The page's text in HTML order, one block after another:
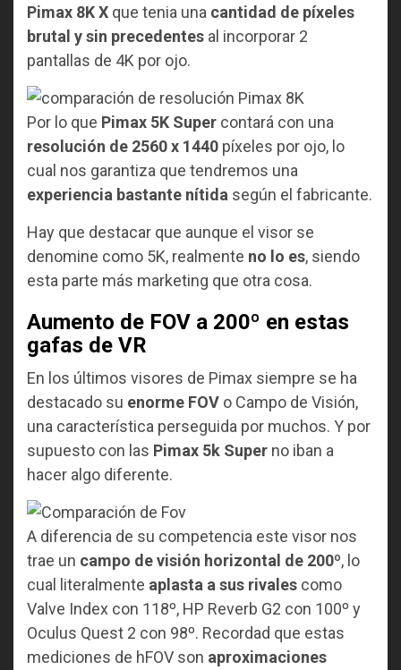
Pimax 8K X que tenia una cantidad de píxeles
brutal y sin precedentes al incorporar 2
pantallas de 4K por ojo.
Por lo que Pimax 5K Super contará con una
resolución de 2560 x 1440 píxeles por ojo, lo
cual nos garantiza que tendremos una
experiencia bastante nítida según el fabricante.
Hay que destacar que aunque el visor se
denomine como 5K, realmente no lo es, siendo
esta parte más marketing que otra cosa.
Aumento de FOV a 200º en estas
gafas de VR
En los últimos visores de Pimax siempre se ha
destacado su enorme FOV o Campo de Visión,
una característica perseguida por muchos. Y por
supuesto con las Pimax 5k Super no iban a
hacer algo diferente.
A diferencia de su competencia este visor nos
trae un campo de visión horizontal de 200º, lo
cual literalmente aplasta a sus rivales como
Valve Index con 118º, HP Reverb G2 con 100º y
Oculus Quest 2 con 98º. Recordad que estas
mediciones de hFOV son aproximaciones